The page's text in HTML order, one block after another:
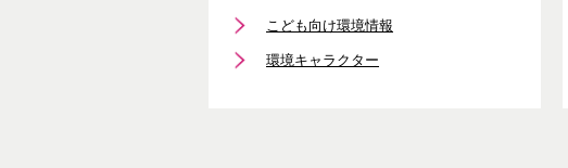
こども向け環境情報
環境キャラクター